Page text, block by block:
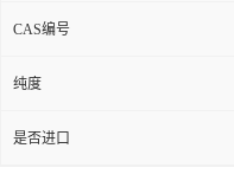
CAS编号
纯度
是否进口